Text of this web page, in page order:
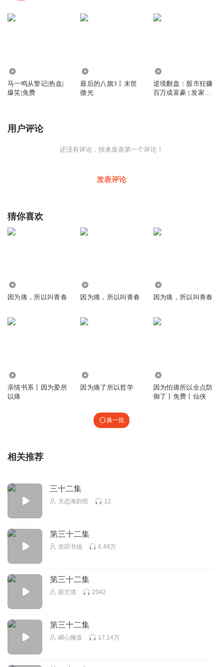
马一鸣从警记|热血|
爆笑|免费
最后的八旗3丨末世
微光
逆境翻盘：股市狂赚
百万成富豪 | 发家致
用户评论
还没有评论，快来发表第一个评论！
发表评论
猜你喜欢
因为痛，所以叫青春 因为痛，所以叫青春 因为痛，所以叫青春
亲情书系丨因为爱所
以痛
因为痛了所以哲学
因为怕痛所以全点防
御了丨免费丨仙侠
换一批
相关推荐
三十二集
天恋海韵馆 12
第三十二集
崇田书场 6.48万
第三十二集
新艺境 2942
第三十二集
瞬心频道 17.14万